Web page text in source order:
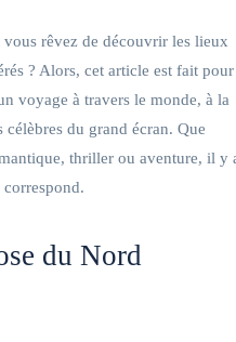
rêvez de découvrir les lieux
? Alors, cet article est fait pour
voyage à travers le monde, à la
célèbres du grand écran. Que
thriller ou aventure, il y
du Nord